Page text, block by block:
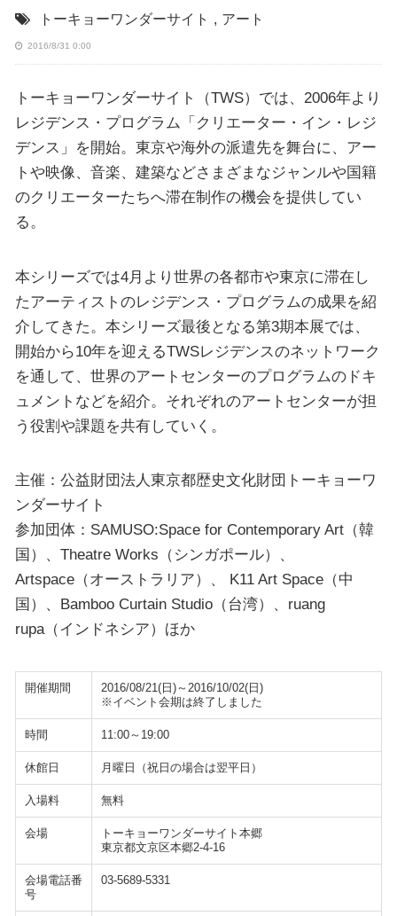
トーキョーワンダーサイト , アート
2016/8/31 0:00
トーキョーワンダーサイト（TWS）では、2006年より
レジデンス・プログラム「クリエーター・イン・レジ
デンス」を開始。東京や海外の派遣先を舞台に、アー
トや映像、音楽、建築などさまざまなジャンルや国籍
のクリエーターたちへ滞在制作の機会を提供してい
る。
本シリーズでは4月より世界の各都市や東京に滞在し
たアーティストのレジデンス・プログラムの成果を紹
介してきた。本シリーズ最後となる第3期本展では、
開始から10年を迎えるTWSレジデンスのネットワーク
を通して、世界のアートセンターのプログラムのドキ
ュメントなどを紹介。それぞれのアートセンターが担
う役割や課題を共有していく。
主催：公益財団法人東京都歴史文化財団トーキョーワ
ンダーサイト
参加団体：SAMUSO:Space for Contemporary Art（韓
国）、Theatre Works（シンガポール）、
Artspace（オーストラリア）、 K11 Art Space（中
国）、Bamboo Curtain Studio（台湾）、ruang
rupa（インドネシア）ほか
開催期間
2016/08/21(日)～2016/10/02(日)
※イベント会期は終了しました
時間 11:00～19:00
休館日 月曜日（祝日の場合は翌平日）
入場料 無料
会場
トーキョーワンダーサイト本郷
東京都文京区本郷2-4-16
会場電話番
号
03-5689-5331